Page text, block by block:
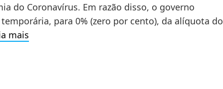
do Coronavírus. Em razão disso, o governo
para 0% (zero por cento), da alíquota do
mais